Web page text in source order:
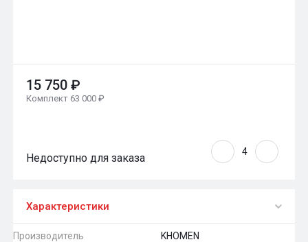
15 750 ₽
Комплект 63 000 ₽
Недоступно для заказа
Характеристики
Производитель KHOMEN